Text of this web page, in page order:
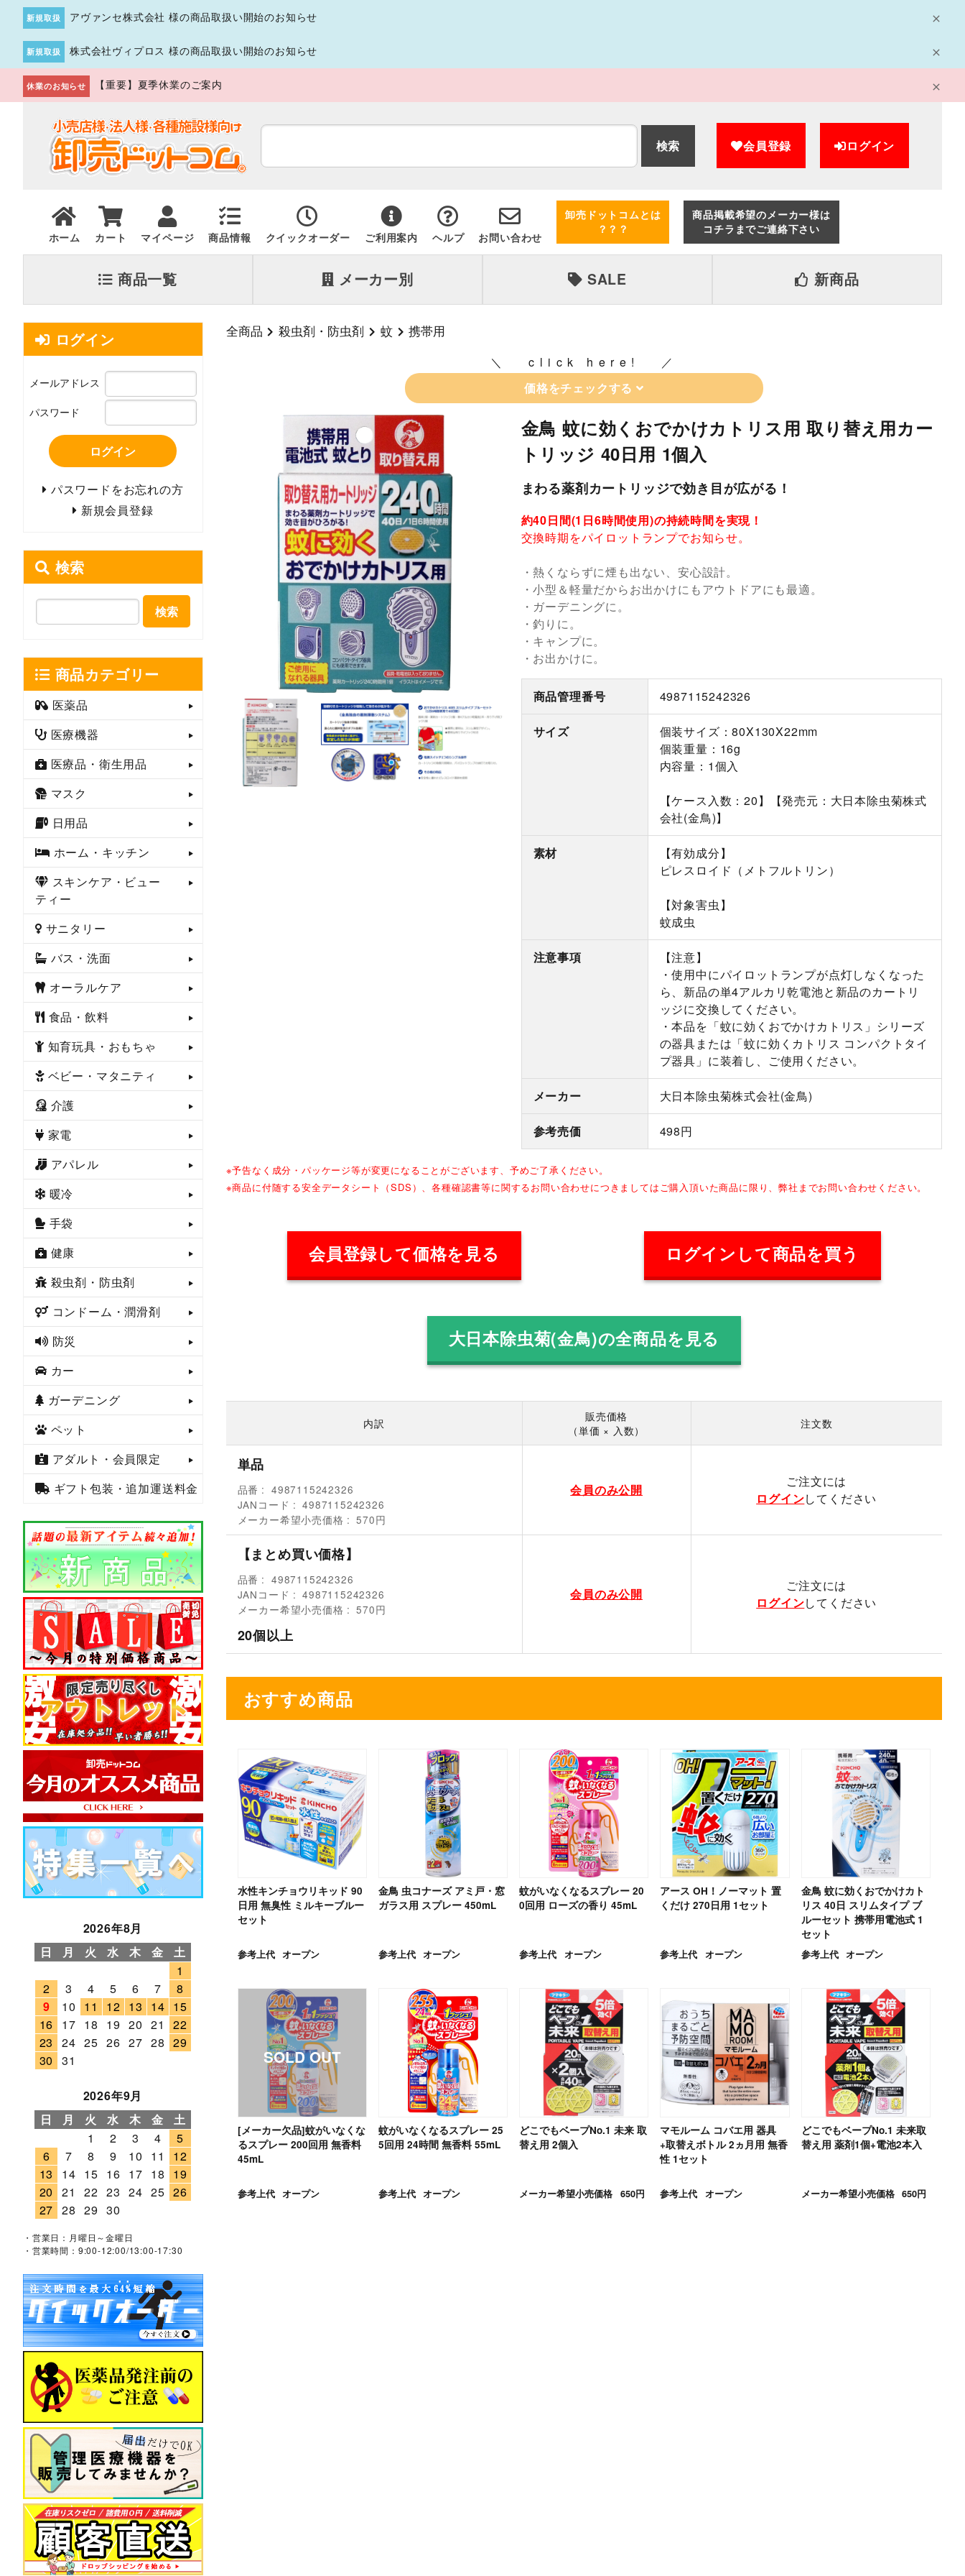
新規取扱 アヴァンセ株式会社 様の商品取扱い開始のお知らせ
新規取扱 株式会社ヴィプロス 様の商品取扱い開始のお知らせ
休業のお知らせ 【重要】夏季休業のご案内
検索 会員登録 ログイン
ホーム カート マイページ 商品情報 クイックオーダー ご利用案内 ヘルプ お問い合わせ
卸売ドットコムとは
？？？
商品掲載希望のメーカー様は
コチラまでご連絡下さい
商品一覧 メーカー別 SALE 新商品
全商品 殺虫剤・防虫剤 蚊 携帯用
click here!
価格をチェックする
金鳥 蚊に効くおでかけカトリス用 取り替え用カー
トリッジ 40日用 1個入
まわる薬剤カートリッジで効き目が広がる！
約40日間(1日6時間使用)の持続時間を実現！
交換時期をパイロットランプでお知らせ。
・熱くならずに煙も出ない、安心設計。
・小型＆軽量だからお出かけにもアウトドアにも最適。
・ガーデニングに。
・釣りに。
・キャンプに。
・お出かけに。
商品管理番号 4987115242326
サイズ
個装サイズ：80X130X22mm
個装重量：16g
内容量：1個入
【ケース入数：20】【発売元：大日本除虫菊株式
会社(金鳥)】
素材
【有効成分】
ピレスロイド（メトフルトリン）
【対象害虫】
蚊成虫
注意事項
【注意】
・使用中にパイロットランプが点灯しなくなった
ら、新品の単4アルカリ乾電池と新品のカートリ
ッジに交換してください。
・本品を「蚊に効くおでかけカトリス」シリーズ
の器具または「蚊に効くカトリス コンパクトタイ
プ器具」に装着し、ご使用ください。
メーカー 大日本除虫菊株式会社(金鳥)
参考売価 498円
※予告なく成分・パッケージ等が変更になることがございます、予めご了承ください。
※商品に付随する安全データシート（SDS）、各種確認書等に関するお問い合わせにつきましてはご購入頂いた商品に限り、弊社までお問い合わせください。
会員登録して価格を見る ログインして商品を買う
大日本除虫菊(金鳥)の全商品を見る
内訳
販売価格
（単価 × 入数）
注文数
単品
品番
4987115242326
JANコード
4987115242326
メーカー希望小売価格
570円
会員のみ公開
ご注文には
ログインしてください
【まとめ買い価格】
品番
4987115242326
JANコード
4987115242326
メーカー希望小売価格
570円
20個以上
会員のみ公開
ご注文には
ログインしてください
おすすめ商品
水性キンチョウリキッド 90
日用 無臭性 ミルキーブルー
セット
参考上代 オープン
金鳥 虫コナーズ アミ戸・窓
ガラス用 スプレー 450mL
参考上代 オープン
蚊がいなくなるスプレー 20
0回用 ローズの香り 45mL
参考上代 オープン
アース OH！ノーマット 置
くだけ 270日用 1セット
参考上代 オープン
金鳥 蚊に効くおでかけカト
リス 40日 スリムタイプ ブ
ルーセット 携帯用電池式 1
セット
参考上代 オープン
[メーカー欠品]蚊がいなくな
るスプレー 200回用 無香料
45mL
参考上代 オープン
蚊がいなくなるスプレー 25
5回用 24時間 無香料 55mL
参考上代 オープン
どこでもベープNo.1 未来 取
替え用 2個入
メーカー希望小売価格 650円
マモルーム コバエ用 器具
+取替えボトル 2ヵ月用 無香
性 1セット
参考上代 オープン
どこでもベープNo.1 未来取
替え用 薬剤1個+電池2本入
メーカー希望小売価格 650円
ログイン
メールアドレス
パスワード
ログイン
パスワードをお忘れの方
新規会員登録
検索
検索
商品カテゴリー
医薬品
医療機器
医療品・衛生用品
マスク
日用品
ホーム・キッチン
スキンケア・ビュー
ティー
サニタリー
バス・洗面
オーラルケア
食品・飲料
知育玩具・おもちゃ
ベビー・マタニティ
介護
家電
アパレル
暖冷
手袋
健康
殺虫剤・防虫剤
コンドーム・潤滑剤
防災
カー
ガーデニング
ペット
アダルト・会員限定
ギフト包装・追加運送料金
2026年8月
日
月 火 水 木 金
土
1
2
3 4 5 6 7
8
9
10 11 12 13 14 15
16
17 18 19 20 21
22
23
24 25 26 27 28 29
30
31
2026年9月
日
月 火 水 木 金
土
1
2 3 4
5
6
7 8 9 10 11
12
13
14 15 16 17 18
19
20
21 22 23 24 25 26
27 28 29 30
・営業日：月曜日～金曜日
・営業時間：9:00-12:00/13:00-17:30